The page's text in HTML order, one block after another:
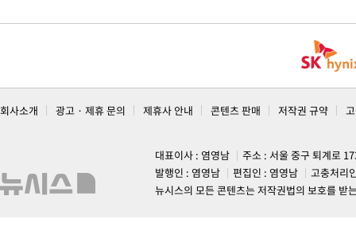
회사소개 광고 · 제휴 문의 제휴사 안내 콘텐츠 판매 저작권 규약
대표이사 : 염영남
주소 : 서울 중구 퇴계로
발행인 : 염영남
편집인 : 염영남
고충처리
뉴시스의 모든 콘텐츠는 저작권법의 보호를